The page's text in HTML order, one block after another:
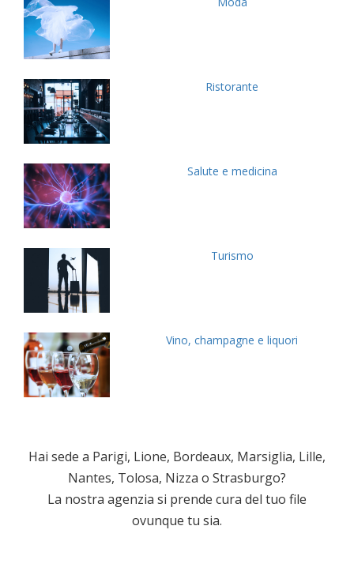
Ristorante
Salute e medicina
Turismo
Vino, champagne e liquori
Hai sede a Parigi, Lione, Bordeaux, Marsiglia, Lille,
Nantes, Tolosa, Nizza o Strasburgo?
La nostra agenzia si prende cura del tuo file
ovunque tu sia.